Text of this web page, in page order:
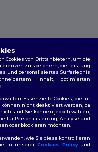
|
|Site Map
Cookies von Drittanbietern, um die
zu speichern, die Leistung
und personalisiertes Surferlebnis
Inhalt, optimierten
Essenzielle Cookies, die für
nicht deaktiviert werden, da
sind. Sie können jedoch wählen,
für Personalisierung, Analyse und
oder blockieren möchten.
wie Sie diese kontrollieren
in unsererCookies Policyund